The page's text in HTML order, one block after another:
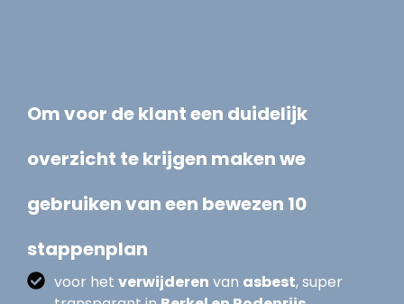
Om voor de klant een duidelijk
overzicht te krijgen maken we
gebruiken van een bewezen 10
stappenplan
voor het verwijderen van asbest, super